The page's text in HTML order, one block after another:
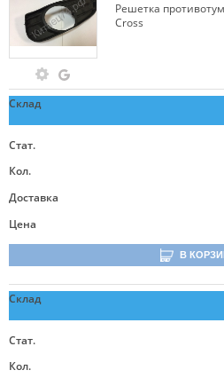
Решетка
Cross
Склад
Стат.
Кол.
Доставка
Цена
В
Склад
Стат.
Кол.